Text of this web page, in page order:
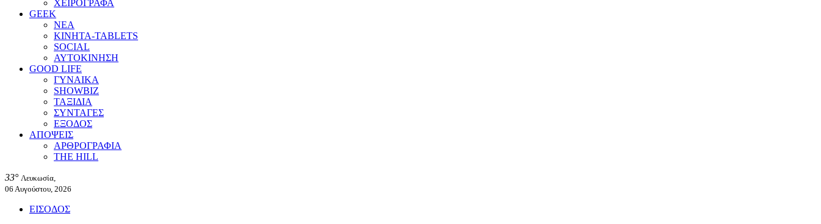
ΧΕΙΡΟΓΡΑΦΑ
GEEK
ΝΕΑ
ΚΙΝΗΤΑ-TABLETS
SOCIAL
ΑΥΤΟΚΙΝΗΣΗ
GOOD LIFE
ΓΥΝΑΙΚΑ
SHOWBIZ
ΤΑΞΙΔΙΑ
ΣΥΝΤΑΓΕΣ
ΕΞΟΔΟΣ
ΑΠΟΨΕΙΣ
ΑΡΘΡΟΓΡΑΦΙΑ
THE HILL
33° Λευκωσία,
06 Αυγούστου, 2026
ΕΙΣΟΔΟΣ